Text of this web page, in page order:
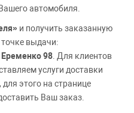
автомобиля.
и получить заказанную
выдачи:
Еременко 98 . Для клиентов
услуги доставки
этого на странице
Ваш заказ.